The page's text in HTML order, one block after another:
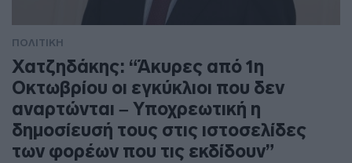
ΠΟΛΙΤΙΚΗ
Χατζηδάκης: “Άκυρες από 1η
Οκτωβρίου οι εγκύκλιοι που δεν
αναρτώνται – Υποχρεωτική η
δημοσίευσή τους στις ιστοσελίδες
των φορέων που τις εκδίδουν”